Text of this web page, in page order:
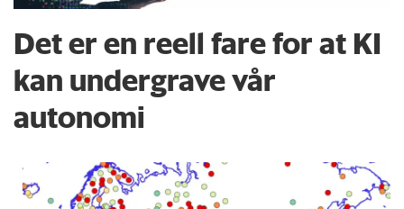
Det er en reell fare for at KI
kan undergrave vår
autonomi